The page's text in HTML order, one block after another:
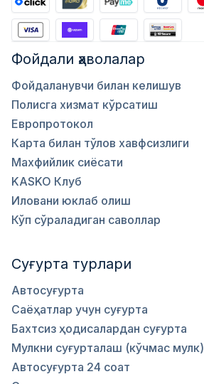
Фойдали ҳаволалар
Фойдаланувчи билан келишув
Полисга хизмат кўрсатиш
Европротокол
Карта билан тўлов хавфсизлиги
Махфийлик сиёсати
KASKO Клуб
Иловани юклаб олиш
Кўп сўраладиган саволлар
Суғурта турлари
Автосуғурта
Саёҳатлар учун суғурта
Бахтсиз ҳодисалардан суғурта
Мулкни суғурталаш (кўчмас мулк)
Автосуғурта 24 соат